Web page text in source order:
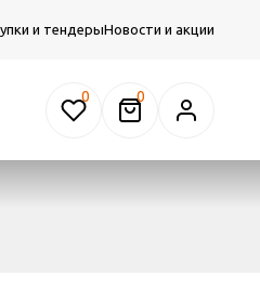
и тендерыНовости и акции
0